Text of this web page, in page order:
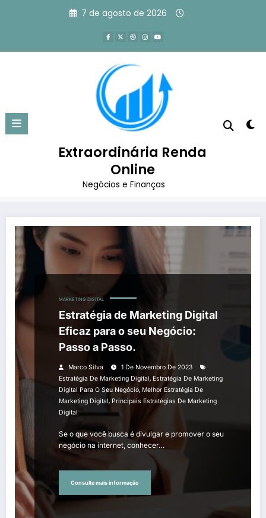
7 de agosto de 2026
Extraordinária Renda
Online
Negócios e Finanças
Tag: estratégia de marketing
digital para o seu negócio
Página inicial
estratégia de marketing digital para o seu negócio
MARKETING DIGITAL
Estratégia de Marketing Digital
Eficaz para o seu Negócio:
Passo a Passo.
Marco Silva
1 De Novembro De 2023
Estratégia De Marketing Digital, Estratégia De Marketing
Digital Para O Seu Negócio, Melhor Estratégia De
Marketing Digital, Principais Estratégias De Marketing
Digital
Se o que você busca é divulgar e promover o seu
negócio na internet, conhecer…
Consulte mais informação